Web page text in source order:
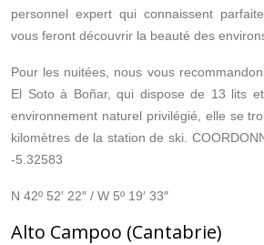
personnel expert qui connaissent
vous feront découvrir la beauté des
Pour les nuitées, nous vous
El Soto à Boñar, qui dispose de 13 lits
environnement naturel privilégié, elle se
kilomètres de la station de ski.
-5.32583
N 42º 52′ 22″ / W 5º 19′ 33″
Alto Campoo (Cantabrie)